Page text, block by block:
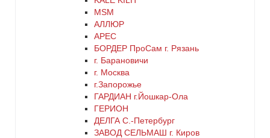
MSM
АЛЛЮР
АРЕС
БОРДЕР ПроСам г. Рязань
г. Барановичи
г. Москва
г.Запорожье
ГАРДИАН г.Йошкар-Ола
ГЕРИОН
ДЕЛГА С.-Петербург
ЗАВОД СЕЛЬМАШ г. Киров